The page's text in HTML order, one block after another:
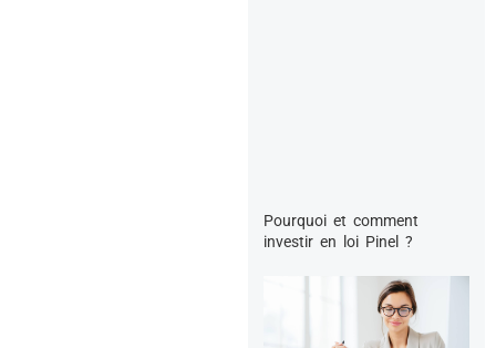
Pourquoi et comment
investir en loi Pinel ?